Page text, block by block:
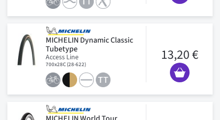
MICHELIN Dynamic Classic
Tubetype
Access Line
700x28C (28-622)
13,20 €